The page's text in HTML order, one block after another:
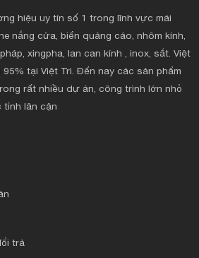
hiệu uy tín số 1 trong lĩnh vực mái
nắng cửa, biển quảng cáo, nhôm kính,
xingpha, lan can kính , inox, sắt. Việt
tại Việt Trì. Đến nay các sản phẩm
rất nhiều dự án, công trình lớn nhỏ
tỉnh lân cận
trả